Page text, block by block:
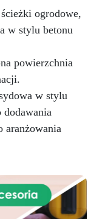
ogrodowe,
w stylu betonu
powierzchnia
w stylu
dodawania
aranżowania